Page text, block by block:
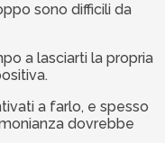
sono difficili da
a lasciarti la propria
a farlo, e spesso
dovrebbe